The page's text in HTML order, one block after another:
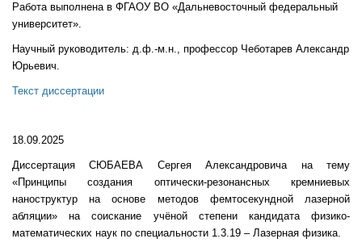
Работа выполнена в ФГАОУ ВО «Дальневосточный федеральный
университет».
Научный руководитель: д.ф.-м.н., профессор Чеботарев Александр
Юрьевич.
Текст диссертации
18.09.2025
Диссертация СЮБАЕВА Сергея Александровича на тему
«Принципы создания оптически-резонансных кремниевых
наноструктур на основе методов фемтосекундной лазерной
абляции» на соискание учёной степени кандидата физико-
математических наук по специальности 1.3.19 – Лазерная физика.